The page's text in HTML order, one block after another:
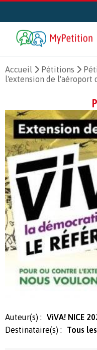
Accueil Pétitions
l'extension de l'aéroport
Auteur(s) :
ViVA! NICE
Destinataire(s) :
Tous